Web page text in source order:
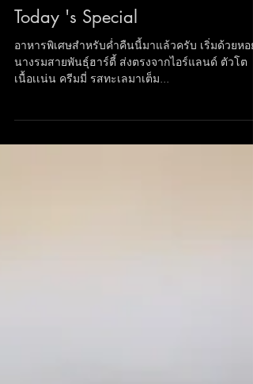
Today 's Special
อาหารพิเศษสำหรับค่ำคืนนี้มาแล้วครับ เริ่มด้วยหอย
นางรมสายพันธุ์ฮาร์ตี้ ส่งตรงจากไอร์แลนด์ ตัวโต